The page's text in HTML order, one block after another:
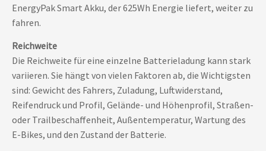
EnergyPak Smart Akku, der 625Wh Energie liefert, weiter zu
fahren.
Reichweite
Die Reichweite für eine einzelne Batterieladung kann stark
variieren. Sie hängt von vielen Faktoren ab, die Wichtigsten
sind: Gewicht des Fahrers, Zuladung, Luftwiderstand,
Reifendruck und Profil, Gelände- und Höhenprofil, Straßen-
oder Trailbeschaffenheit, Außentemperatur, Wartung des
E-Bikes, und den Zustand der Batterie.